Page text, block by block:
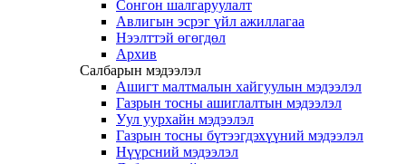
Сонгон шалгаруулалт
Авлигын эсрэг үйл ажиллагаа
Нээлттэй өгөгдөл
Архив
Салбарын мэдээлэл
Ашигт малтмалын хайгуулын мэдээлэл
Газрын тосны ашиглалтын мэдээлэл
Уул уурхайн мэдээлэл
Газрын тосны бүтээгдэхүүний мэдээлэл
Нүүрсний мэдээлэл